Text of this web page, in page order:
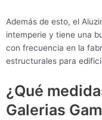
Además de esto, el
intemperie y tiene una
con frecuencia en la
estructurales para
¿Qué
Galerias